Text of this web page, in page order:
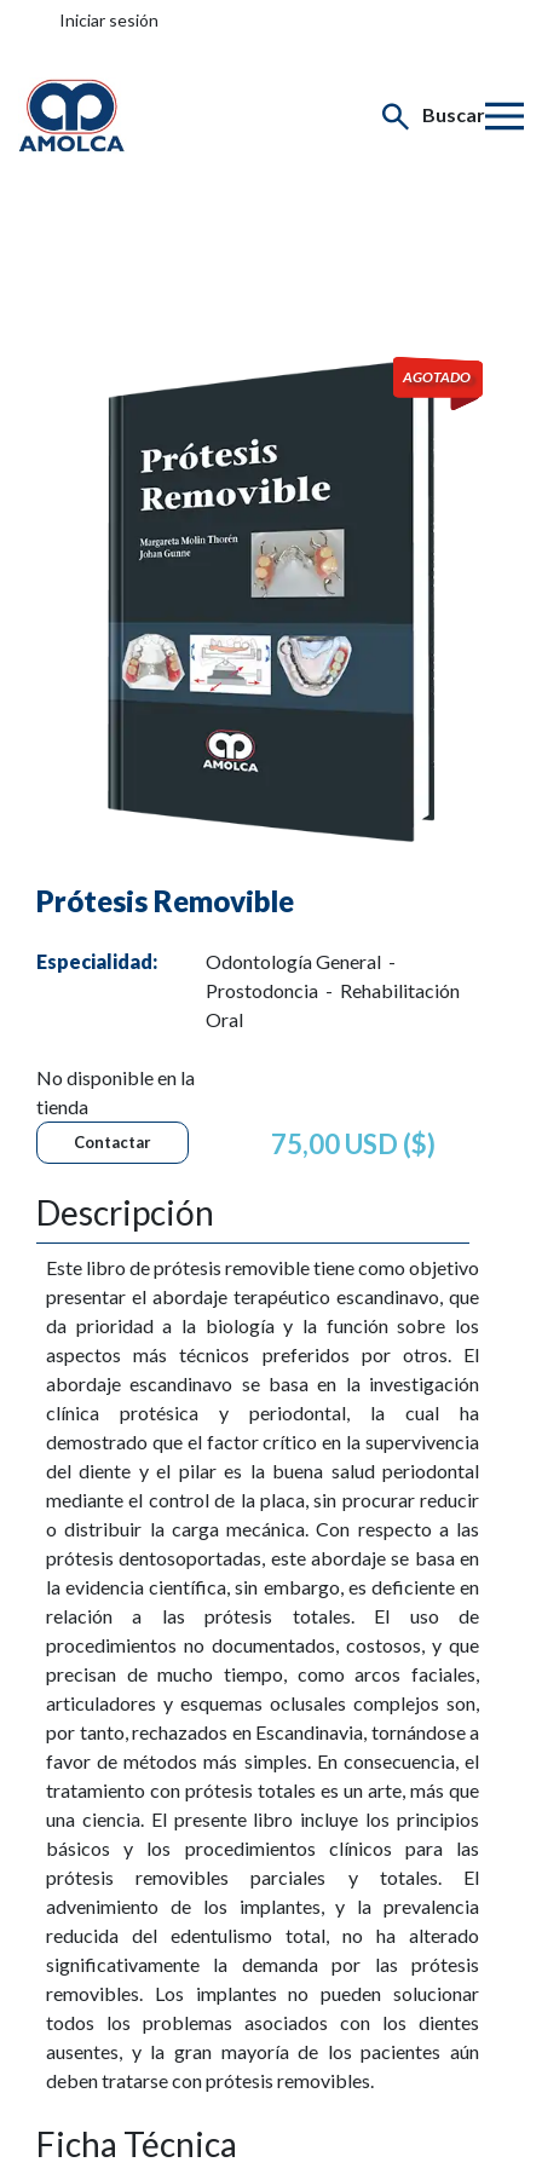
Iniciar sesión
Buscar
Prótesis Removible
Especialidad:
Odontología General -
Prostodoncia - Rehabilitación
Oral
No disponible en la
tienda
Contactar 75,00 USD ($)
Descripción
Este libro de prótesis removible tiene como objetivo
presentar el abordaje terapéutico escandinavo, que
da prioridad a la biología y la función sobre los
aspectos más técnicos preferidos por otros. El
abordaje escandinavo se basa en la investigación
clínica protésica y periodontal, la cual ha
demostrado que el factor crítico en la supervivencia
del diente y el pilar es la buena salud periodontal
mediante el control de la placa, sin procurar reducir
o distribuir la carga mecánica. Con respecto a las
prótesis dentosoportadas, este abordaje se basa en
la evidencia científica, sin embargo, es deficiente en
relación a las prótesis totales. El uso de
procedimientos no documentados, costosos, y que
precisan de mucho tiempo, como arcos faciales,
articuladores y esquemas oclusales complejos son,
por tanto, rechazados en Escandinavia, tornándose a
favor de métodos más simples. En consecuencia, el
tratamiento con prótesis totales es un arte, más que
una ciencia. El presente libro incluye los principios
básicos y los procedimientos clínicos para las
prótesis removibles parciales y totales. El
advenimiento de los implantes, y la prevalencia
reducida del edentulismo total, no ha alterado
significativamente la demanda por las prótesis
removibles. Los implantes no pueden solucionar
todos los problemas asociados con los dientes
ausentes, y la gran mayoría de los pacientes aún
deben tratarse con prótesis removibles.
Ficha Técnica